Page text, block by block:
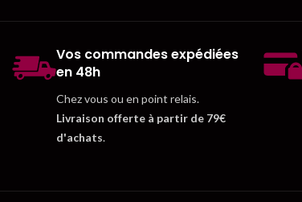
Vos commandes expédiées
en 48h
Chez vous ou en point relais.
Livraison offerte à partir de 79€
d'achats.